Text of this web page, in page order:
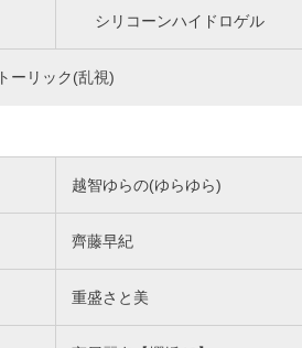
シリコーンハイドロゲル
トーリック(乱視)
越智ゆらの(ゆらゆら)
齊藤早紀
重盛さと美